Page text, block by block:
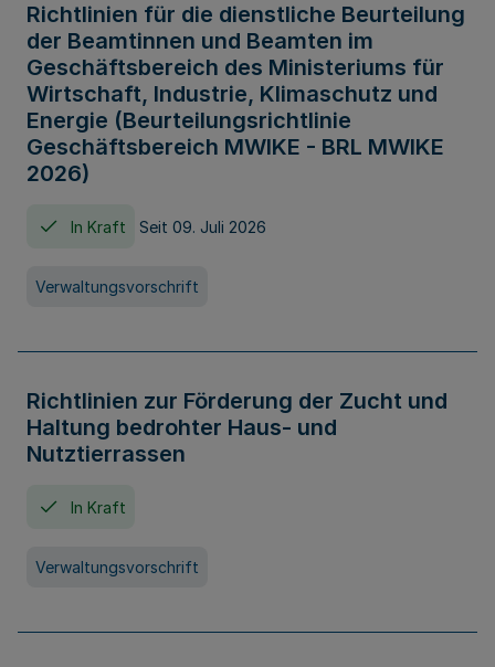
Richtlinien für die dienstliche Beurteilung
der Beamtinnen und Beamten im
Geschäftsbereich des Ministeriums für
Wirtschaft, Industrie, Klimaschutz und
Energie (Beurteilungsrichtlinie
Geschäftsbereich MWIKE - BRL MWIKE
2026)
In Kraft Seit 09. Juli 2026
Verwaltungsvorschrift
Richtlinien zur Förderung der Zucht und
Haltung bedrohter Haus- und
Nutztierrassen
In Kraft
Verwaltungsvorschrift